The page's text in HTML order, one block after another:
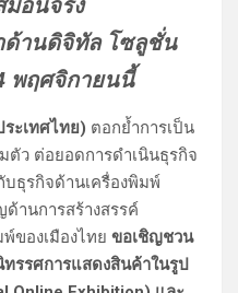
านดิจิทัล โซลูชั่น
พฤศจิกายนนี้
ะเทศไทย) ตอกย้ำการเป็น
ว ต่อยอดการดำเนินธุรกิจ
ธุรกิจด้านเครื่องพิมพ์
านการสร้างสรรค์
ของเมืองไทย ขอเชิญชวน
รรศการแสดงสินค้าในรูป